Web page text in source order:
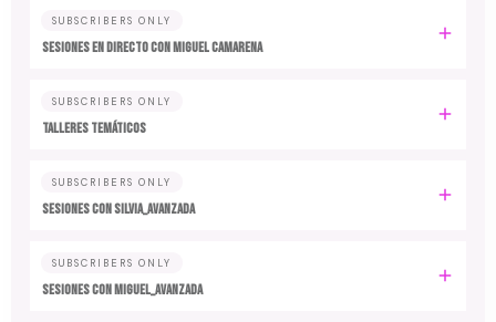
SUBSCRIBERS ONLY
SESIONES EN DIRECTO CON MIGUEL CAMARENA
SUBSCRIBERS ONLY
TALLERES TEMÁTICOS
SUBSCRIBERS ONLY
SESIONES CON SILVIA_AVANZADA
SUBSCRIBERS ONLY
SESIONES CON MIGUEL_AVANZADA